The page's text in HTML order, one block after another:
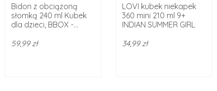
Bidon z obciążoną
słomką 240 ml Kubek
dla dzieci, BBOX -...
59,99 zł
LOVI kubek niekapek
360 mini 210 ml 9+
INDIAN SUMMER GIRL
34,99 zł